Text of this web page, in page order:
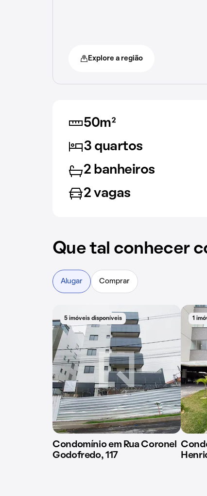
Explore a região
50m²
3 quartos
2 banheiros
2 vagas
Que tal conhecer
Alugar Comprar
5 imóveis disponíveis
Condomínio em Rua Coronel
Godofredo, 117
1